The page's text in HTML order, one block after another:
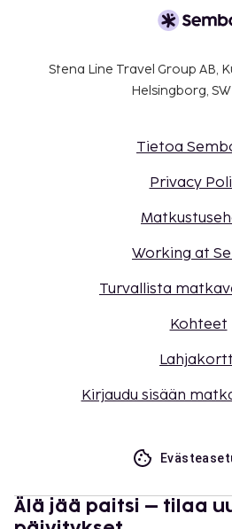
Stena Line Travel Group AB,
Helsingborg,
Tietoa
Privacy
Working at
Turvallista
Kohteet
Kirjaudu sisään
Älä jää paitsi – tilaa